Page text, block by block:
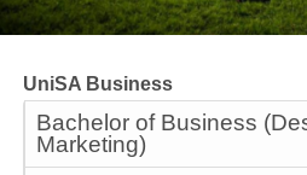
UniSA Business
Bachelor of Business
Marketing)